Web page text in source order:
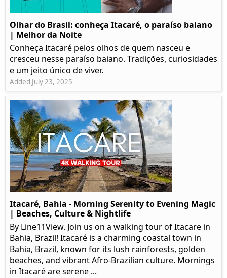
Olhar do Brasil: conheça Itacaré, o paraíso baiano
| Melhor da Noite
Conheça Itacaré pelos olhos de quem nasceu e
cresceu nesse paraíso baiano. Tradições, curiosidades
e um jeito único de viver.
Added July 23, 2025
Itacaré, Bahia - Morning Serenity to Evening Magic
| Beaches, Culture & Nightlife
By Line11View. Join us on a walking tour of Itacare in
Bahia, Brazil! Itacaré is a charming coastal town in
Bahia, Brazil, known for its lush rainforests, golden
beaches, and vibrant Afro-Brazilian culture. Mornings
in Itacaré are serene ...